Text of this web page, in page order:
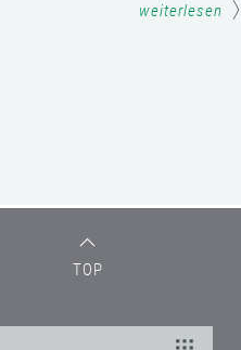
weiterlesen
TOP